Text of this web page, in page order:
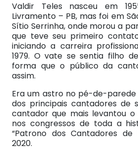
Valdir Teles nasceu em
Livramento – PB, mas foi em
Sítio Serrinha, onde morou a
que teve seu primeiro
iniciando a carreira
1979. O vate se sentia filho
forma que o público da
assim.
Era um astro no pé-de-
dos principais cantadores de
cantador que mais levantou o
nos congressos de toda a
“Patrono dos Cantadores de
2020.